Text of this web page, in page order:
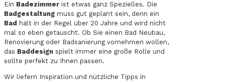
Ein Badezimmer ist etwas ganz Spezielles. Die
Badgestaltung muss gut geplant sein, denn ein
Bad hält in der Regel über 20 Jahre und wird nicht
mal so eben getauscht. Ob Sie einen Bad Neubau,
Renovierung oder Badsanierung vornehmen wollen,
das Baddesign spielt immer eine große Rolle und
sollte perfekt zu Ihnen passen.
Wir liefern Inspiration und nützliche Tipps in